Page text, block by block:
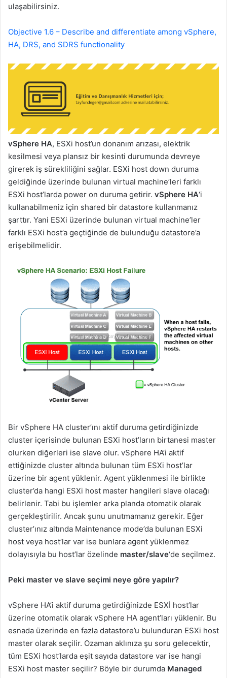
ulaşabilirsiniz.
Objective 1.6 – Describe and differentiate among vSphere,
HA, DRS, and SDRS functionality
vSphere HA, ESXi host’un donanım arızası, elektrik
kesilmesi veya plansız bir kesinti durumunda devreye
girerek iş sürekliliğini sağlar. ESXi host down duruma
geldiğinde üzerinde bulunan virtual machine’leri farklı
ESXi host’larda power on duruma getirir. vSphere HA‘i
kullanabilmeniz için shared bir datastore kullanmanız
şarttır. Yani ESXi üzerinde bulunan virtual machine’ler
farklı ESXi host’a geçtiğinde de bulunduğu datastore’a
erişebilmelidir.
Bir vSphere HA cluster’ını aktif duruma getirdiğinizde
cluster içerisinde bulunan ESXi host’ların birtanesi master
olurken diğerleri ise slave olur. vSphere HA’i aktif
ettiğinizde cluster altında bulunan tüm ESXi host’lar
üzerine bir agent yüklenir. Agent yüklenmesi ile birlikte
cluster’da hangi ESXi host master hangileri slave olacağı
belirlenir. Tabi bu işlemler arka planda otomatik olarak
gerçekleştirilir. Ancak şunu unutmamanız gerekir. Eğer
cluster’ınız altında Maintenance mode’da bulunan ESXi
host veya host’lar var ise bunlara agent yüklenmez
dolayısıyla bu host’lar özelinde master/slave‘de seçilmez.
Peki master ve slave seçimi neye göre yapılır?
vSphere HA’i aktif duruma getirdiğinizde ESXİ host’lar
üzerine otomatik olarak vSphere HA agent’ları yüklenir. Bu
esnada üzerinde en fazla datastore’u bulunduran ESXi host
master olarak seçilir. Ozaman aklınıza şu soru gelecektir,
tüm ESXi host’larda eşit sayıda datastore var ise hangi
ESXi host master seçilir? Böyle bir durumda Managed